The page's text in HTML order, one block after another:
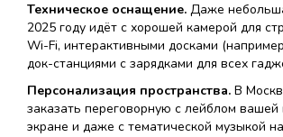
Техническое оснащение. Даже
2025 году идёт с хорошей камерой для
Wi-Fi, интерактивными досками
док-станциями с зарядками для всех
Персонализация пространства. В
заказать переговорную с лейблом вашей
экране и даже с тематической музыкой